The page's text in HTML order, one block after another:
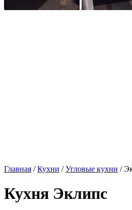
Главная /Кухни /Угловые кухни /
Кухня Эклипс